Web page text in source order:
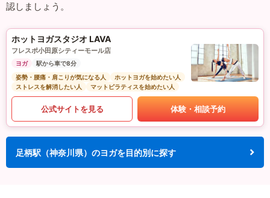
認しましょう。
ホットヨガスタジオ LAVA
フレスポ小田原シティーモール店
ヨガ
駅から車で8分
姿勢・腰痛・肩こりが気になる人
ホットヨガを始めたい人
ストレスを解消したい人
マットピラティスを始めたい人
公式サイトを見る 体験・相談予約
足柄駅（神奈川県）のヨガを目的別に探す